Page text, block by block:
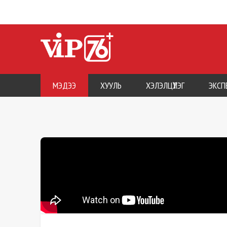
МЭДЭЭ ХУУЛЬ ХЭЛЭЛЦҮҮЛЭГ